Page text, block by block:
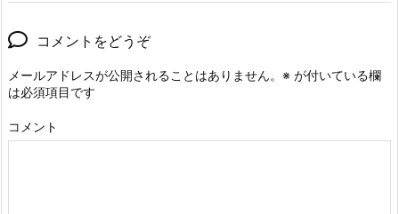
コメントをどうぞ
メールアドレスが公開されることはありません。 ※ が付いている欄
は必須項目です
コメント